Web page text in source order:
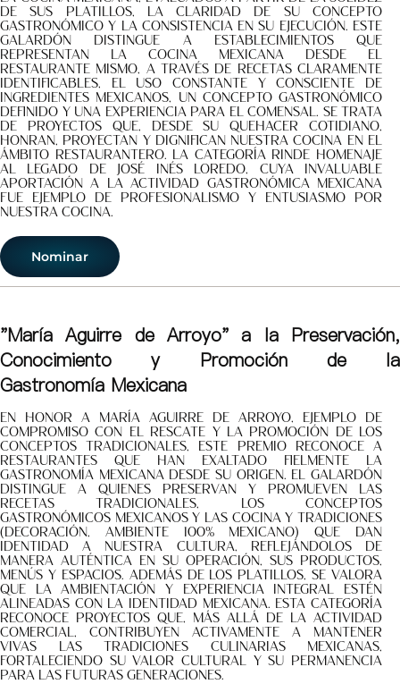
de sus platillos, la claridad de su concepto
gastronómico y la consistencia en su ejecución. Este
galardón distingue a establecimientos que
representan la cocina mexicana desde el
restaurante mismo, a través de recetas claramente
identificables, el uso constante y consciente de
ingredientes mexicanos, un concepto gastronómico
definido y una experiencia para el comensal. Se trata
de proyectos que, desde su quehacer cotidiano,
honran, proyectan y dignifican nuestra cocina en el
ámbito restaurantero. La categoría rinde homenaje
al legado de José Inés Loredo, cuya invaluable
aportación a la actividad gastronómica mexicana
fue ejemplo de profesionalismo y entusiasmo por
nuestra cocina.
Nominar
"María Aguirre de Arroyo" a la Preservación,
Conocimiento y Promoción de la
Gastronomía Mexicana
En honor a María Aguirre de Arroyo, ejemplo de
compromiso con el rescate y la promoción de los
conceptos tradicionales, este premio reconoce a
restaurantes que han exaltado fielmente la
gastronomía mexicana desde su origen. El galardón
distingue a quienes preservan y promueven las
recetas tradicionales, los conceptos
gastronómicos mexicanos y las cocina y tradiciones
(decoración, ambiente 100% mexicano) que dan
identidad a nuestra cultura, reflejándolos de
manera auténtica en su operación, sus productos,
menús y espacios. Además de los platillos, se valora
que la ambientación y experiencia integral estén
alineadas con la identidad mexicana. Esta categoría
reconoce proyectos que, más allá de la actividad
comercial, contribuyen activamente a mantener
vivas las tradiciones culinarias mexicanas,
fortaleciendo su valor cultural y su permanencia
para las futuras generaciones.